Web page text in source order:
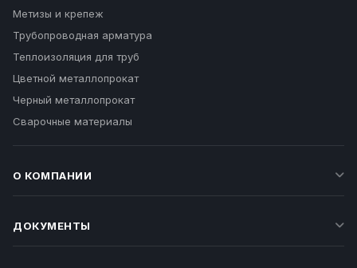
Метизы и крепеж
Трубопроводная арматура
Теплоизоляция для труб
Цветной металлопрокат
Черный металлопрокат
Сварочные материалы
О КОМПАНИИ
ДОКУМЕНТЫ